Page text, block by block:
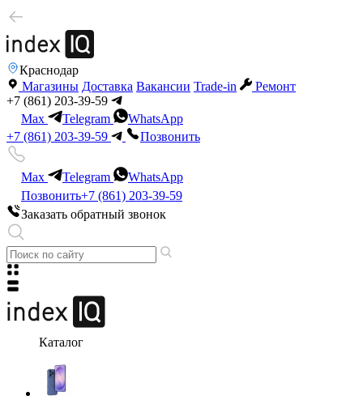
Краснодар
Магазины Доставка Вакансии Trade-in
Ремонт
+7 (861) 203-39-59
Max
Telegram
WhatsApp
+7 (861) 203-39-59
Позвонить
Max Telegram
WhatsApp
Позвонить+7 (861) 203-39-59
Заказать обратный звонок
Каталог